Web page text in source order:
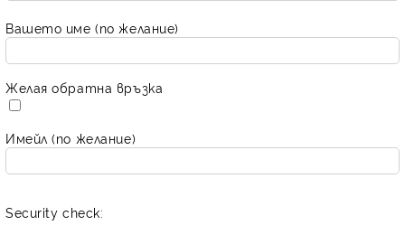
Вашето име (по желание)
Желая обратна връзка
Имейл (по желание)
Security check: